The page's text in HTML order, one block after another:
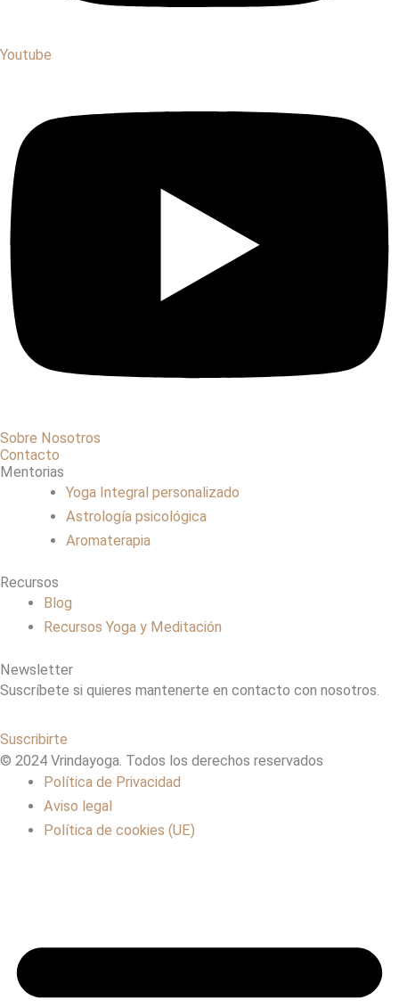
Youtube
Sobre Nosotros
Contacto
Mentorias
Yoga Integral personalizado
Astrología psicológica
Aromaterapia
Recursos
Blog
Recursos Yoga y Meditación
Newsletter
Suscríbete si quieres mantenerte en contacto con nosotros.
Suscribirte
© 2024 Vrindayoga. Todos los derechos reservados
Política de Privacidad
Aviso legal
Política de cookies (UE)